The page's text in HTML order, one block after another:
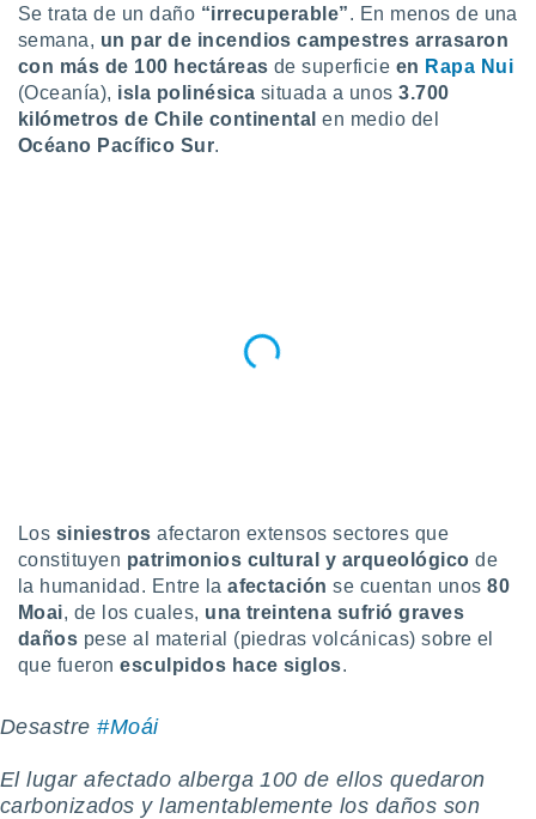
más
nuestra
y
sitio
En
de que
se
para
Se trata de un daño “irrecuperable”. En menos de una
semana, un par de incendios campestres arrasaron
con más de 100 hectáreas de superficie en Rapa Nui
(Oceanía), isla polinésica situada a unos3.700
kilómetros de Chile continental en medio del
Océano Pacífico Sur.
Los siniestros afectaron extensos sectores que
constituyen patrimonios cultural y arqueológicode
la humanidad. Entre laafectación se cuentan unos80
Moai, de los cuales, una treintena sufrió graves
daños pese al material (piedras volcánicas) sobre el
que fueronesculpidos hace siglos.
Desastre#Moái
El lugar afectado alberga 100 de ellos quedaron
carbonizados y lamentablemente los daños son